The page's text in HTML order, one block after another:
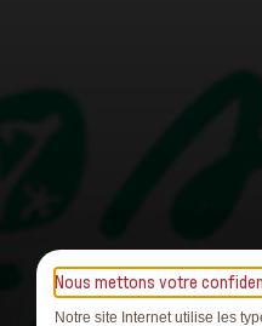
Nous mettons votre
Notre site Internet utilise les